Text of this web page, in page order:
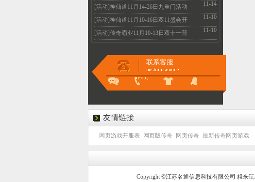
运 霸业抽不停
[活动]神仙道11月14-26日九重门活动
惊喜好礼的等
11-14
[活动]神仙道11月10-16日双11盛会开
启 多重惊喜等
11-10
[活动]传奇霸业11月10-13日双十一普
11-10
联系客服
友情链接
网页游戏开服表 网页版传奇 网页传奇 最新传奇网页游戏
Copyright ©江苏名通信息科技有限公司 粗来